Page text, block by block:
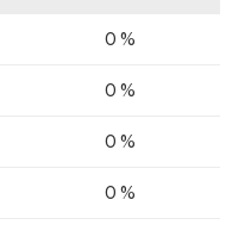
0 %
0 %
0 %
0 %